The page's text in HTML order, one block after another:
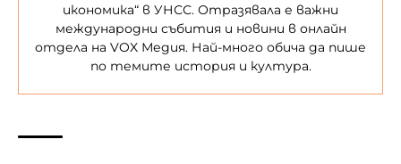
икономика“ в УНСС. Отразявала е важни
международни събития и новини в онлайн
отдела на VOX Медия. Най-много обича да пише
по темите история и култура.